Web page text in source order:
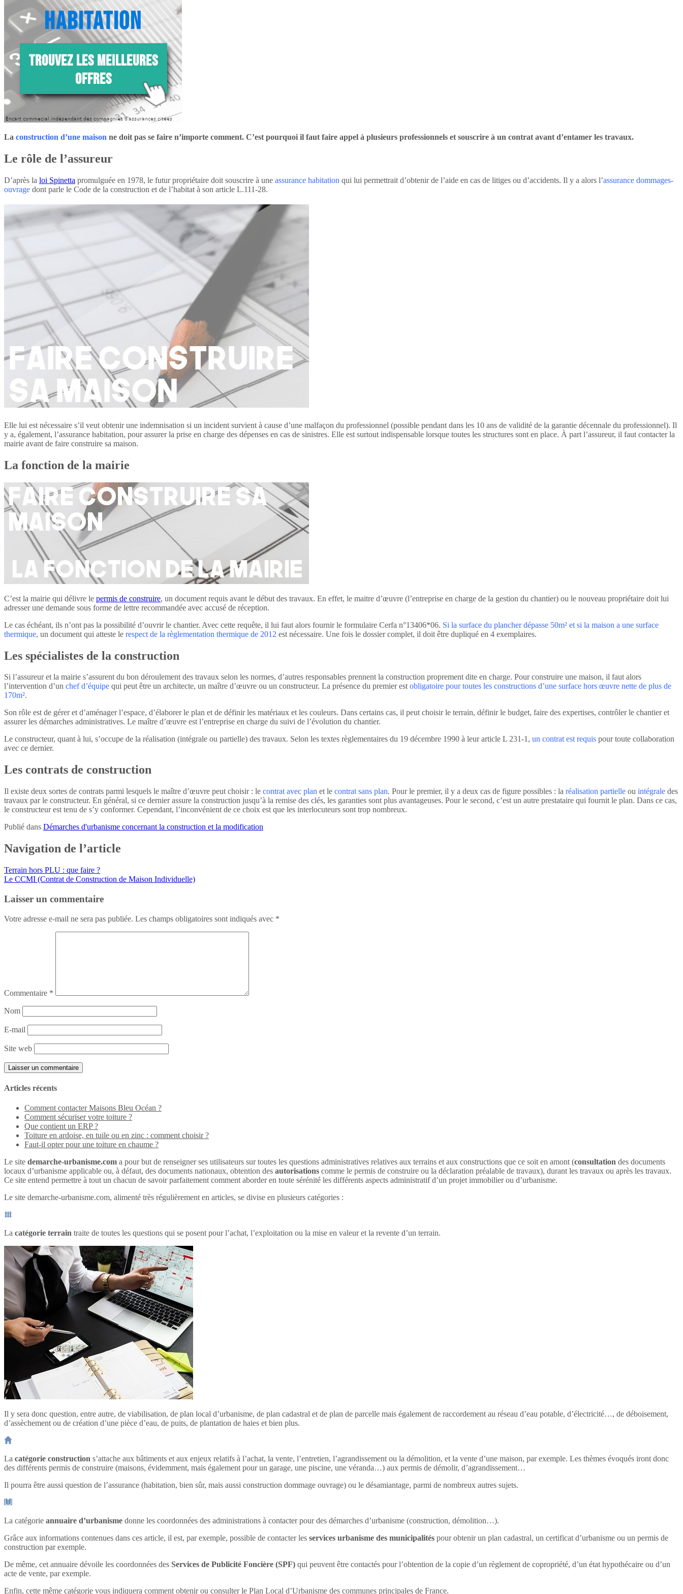
La construction d’une maison ne doit pas se faire n’importe comment. C’est pourquoi il faut faire appel à plusieurs professionnels et souscrire à un contrat avant d’entamer les travaux.
Le rôle de l’assureur
D’après la loi Spinetta promulguée en 1978, le futur propriétaire doit souscrire à une assurance habitation qui lui permettrait d’obtenir de l’aide en cas de litiges ou d’accidents. Il y a alors l’assurance dommages-
ouvrage dont parle le Code de la construction et de l’habitat à son article L.111-28.
Elle lui est nécessaire s’il veut obtenir une indemnisation si un incident survient à cause d’une malfaçon du professionnel (possible pendant dans les 10 ans de validité de la garantie décennale du professionnel). Il
y a, également, l’assurance habitation, pour assurer la prise en charge des dépenses en cas de sinistres. Elle est surtout indispensable lorsque toutes les structures sont en place. À part l’assureur, il faut contacter la
mairie avant de faire construire sa maison.
La fonction de la mairie
C’est la mairie qui délivre le permis de construire, un document requis avant le début des travaux. En effet, le maitre d’œuvre (l’entreprise en charge de la gestion du chantier) ou le nouveau propriétaire doit lui
adresser une demande sous forme de lettre recommandée avec accusé de réception.
Le cas échéant, ils n’ont pas la possibilité d’ouvrir le chantier. Avec cette requête, il lui faut alors fournir le formulaire Cerfa n°13406*06. Si la surface du plancher dépasse 50m² et si la maison a une surface
thermique, un document qui atteste le respect de la règlementation thermique de 2012 est nécessaire. Une fois le dossier complet, il doit être dupliqué en 4 exemplaires.
Les spécialistes de la construction
Si l’assureur et la mairie s’assurent du bon déroulement des travaux selon les normes, d’autres responsables prennent la construction proprement dite en charge. Pour construire une maison, il faut alors
l’intervention d’un chef d’équipe qui peut être un architecte, un maître d’œuvre ou un constructeur. La présence du premier estobligatoire pour toutes les constructions d’une surface hors œuvre nette de plus de
170m².
Son rôle est de gérer et d’aménager l’espace, d’élaborer le plan et de définir les matériaux et les couleurs. Dans certains cas, il peut choisir le terrain, définir le budget, faire des expertises, contrôler le chantier et
assurer les démarches administratives. Le maître d’œuvre est l’entreprise en charge du suivi de l’évolution du chantier.
Le constructeur, quant à lui, s’occupe de la réalisation (intégrale ou partielle) des travaux. Selon les textes règlementaires du 19 décembre 1990 à leur article L 231-1, un contrat est requis pour toute collaboration
avec ce dernier.
Les contrats de construction
Il existe deux sortes de contrats parmi lesquels le maître d’œuvre peut choisir : le contrat avec plan et le contrat sans plan. Pour le premier, il y a deux cas de figure possibles : la réalisation partielle ou intégrale des
travaux par le constructeur. En général, si ce dernier assure la construction jusqu’à la remise des clés, les garanties sont plus avantageuses. Pour le second, c’est un autre prestataire qui fournit le plan. Dans ce cas,
le constructeur est tenu de s’y conformer. Cependant, l’inconvénient de ce choix est que les interlocuteurs sont trop nombreux.
Publié dans Démarches d'urbanisme concernant la construction et la modification
Navigation de l’article
Terrain hors PLU : que faire ?
Le CCMI (Contrat de Construction de Maison Individuelle)
Laisser un commentaire
Votre adresse e-mail ne sera pas publiée. Les champs obligatoires sont indiqués avec *
Commentaire *
Nom
E-mail
Site web
Articles récents
Comment contacter Maisons Bleu Océan ?
Comment sécuriser votre toiture ?
Que contient un ERP ?
Toiture en ardoise, en tuile ou en zinc : comment choisir ?
Faut-il opter pour une toiture en chaume ?
Le site demarche-urbanisme.com a pour but de renseigner ses utilisateurs sur toutes les questions administratives relatives aux terrains et aux constructions que ce soit en amont (consultation des documents
locaux d’urbanisme applicable ou, à défaut, des documents nationaux, obtention des autorisations comme le permis de construire ou la déclaration préalable de travaux), durant les travaux ou après les travaux.
Ce site entend permettre à tout un chacun de savoir parfaitement comment aborder en toute sérénité les différents aspects administratif d’un projet immobilier ou d’urbanisme.
Le site demarche-urbanisme.com, alimenté très régulièrement en articles, se divise en plusieurs catégories :
La catégorie terrain traite de toutes les questions qui se posent pour l’achat, l’exploitation ou la mise en valeur et la revente d’un terrain.
Il y sera donc question, entre autre, de viabilisation, de plan local d’urbanisme, de plan cadastral et de plan de parcelle mais également de raccordement au réseau d’eau potable, d’électricité…, de déboisement,
d’assèchement ou de création d’une pièce d’eau, de puits, de plantation de haies et bien plus.
La catégorie construction s’attache aux bâtiments et aux enjeux relatifs à l’achat, la vente, l’entretien, l’agrandissement ou la démolition, et la vente d’une maison, par exemple. Les thèmes évoqués iront donc
des différents permis de construire (maisons, évidemment, mais également pour un garage, une piscine, une véranda…) aux permis de démolir, d’agrandissement…
Il pourra être aussi question de l’assurance (habitation, bien sûr, mais aussi construction dommage ouvrage) ou le désamiantage, parmi de nombreux autres sujets.
La catégorie annuaire d’urbanisme donne les coordonnées des administrations à contacter pour des démarches d’urbanisme (construction, démolition…).
Grâce aux informations contenues dans ces article, il est, par exemple, possible de contacter les services urbanisme des municipalités pour obtenir un plan cadastral, un certificat d’urbanisme ou un permis de
construction par exemple.
De même, cet annuaire dévoile les coordonnées des Services de Publicité Foncière (SPF) qui peuvent être contactés pour l’obtention de la copie d’un règlement de copropriété, d’un état hypothécaire ou d’un
acte de vente, par exemple.
Enfin, cette même catégorie vous indiquera comment obtenir ou consulter le Plan Local d’Urbanisme des communes principales de France.